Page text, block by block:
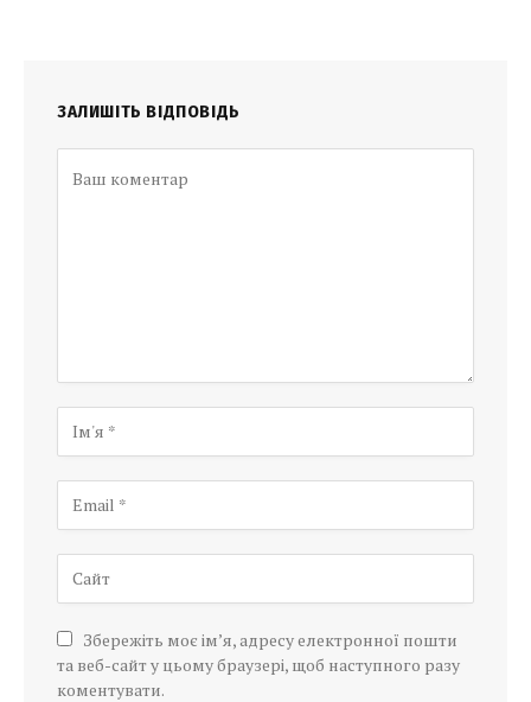
ЗАЛИШІТЬ ВІДПОВІДЬ
Збережіть моє ім’я, адресу електронної пошти
та веб-сайт у цьому браузері, щоб наступного разу
коментувати.